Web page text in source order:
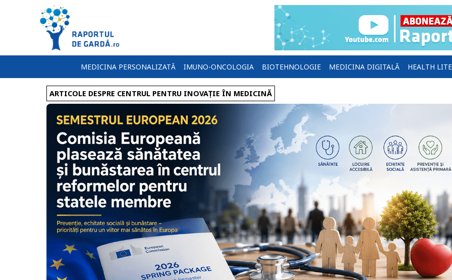
MEDICINA PERSONALIZATĂ IMUNO-ONCOLOGIA BIOTEHNOLOGIE MEDICINA DIGITALĂ HEALTH
ARTICOLE DESPRE CENTRUL PENTRU INOVAȚIE ÎN MEDICINĂ